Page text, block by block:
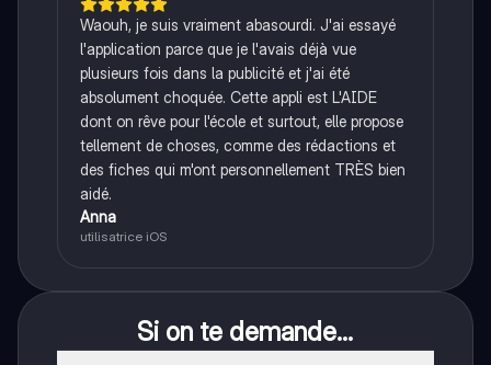
Waouh, je suis vraiment abasourdi. J'ai essayé
l'application parce que je l'avais déjà vue
plusieurs fois dans la publicité et j'ai été
absolument choquée. Cette appli est L'AIDE
dont on rêve pour l'école et surtout, elle propose
tellement de choses, comme des rédactions et
des fiches qui m'ont personnellement TRÈS bien
aidé.
Anna
utilisatrice iOS
Si on te demande...